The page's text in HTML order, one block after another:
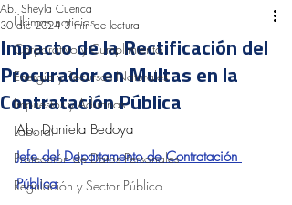
Últimas noticias
Corporativo y Cumplimiento
Energía y Recursos Naturales
Impuestos y Aduanas
Laboral
Protección de Datos Personales
Regulación y Sector Público
Impacto de la Rectificación del
Procurador en Multas en la
Contratación Pública
Ab. Sheyla Cuenca
30 dic 2024 3 min de lectura
Ab. Daniela Bedoya
Jefe del Departamento de Contratación
Pública